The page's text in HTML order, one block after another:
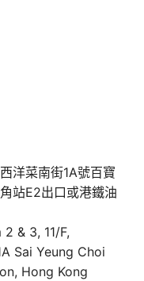
洋菜南街1A號百寶
站E2出口或港鐵油
& 3, 11/F,
Sai Yeung Choi
Hong Kong